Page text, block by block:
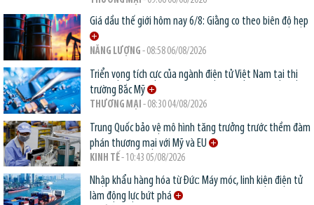
Giá dầu thế giới hôm nay 6/8: Giằng co theo biên độ hẹp
NĂNG LƯỢNG - 08:58 06/08/2026
Triển vọng tích cực của ngành điện tử Việt Nam tại thị
trường Bắc Mỹ
THƯƠNG MẠI - 08:30 04/08/2026
Trung Quốc bảo vệ mô hình tăng trưởng trước thềm đàm
phán thương mại với Mỹ và EU
KINH TẾ- 10:43 05/08/2026
Nhập khẩu hàng hóa từ Đức: Máy móc, linh kiện điện tử
làm động lực bứt phá